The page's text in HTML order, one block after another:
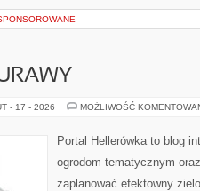
- 17 - 2026 MOŻLIWOŚĆ
Portal Hellerówka to blog
ogrodom tematycznym
zaplanować efektowny